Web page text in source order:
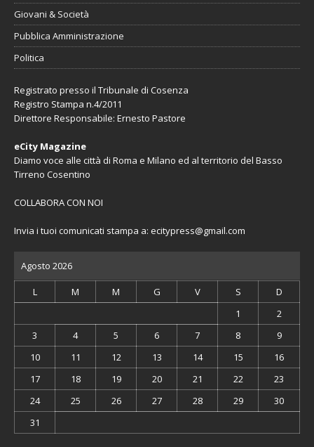
Giovani & Società
Pubblica Amministrazione
Politica
Registrato presso il Tribunale di Cosenza
Registro Stampa n.4/2011
Direttore Responsabile: Ernesto Pastore
eCity Magazine
Diamo voce alle città di Roma e Milano ed al territorio del Basso
Tirreno Cosentino
COLLABORA CON NOI
Invia i tuoi comunicati stampa a: ecitypress@gmail.com
Agosto 2026
L M M G V S
D
1
2
3
4 5 6 7 8
9
10
11 12 13 14 15
16
17
18 19 20 21 22
23
24
25 26 27 28 29
30
31